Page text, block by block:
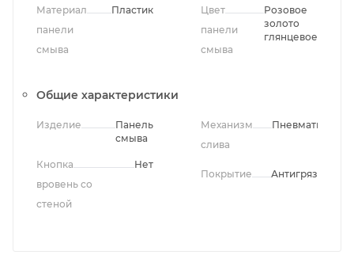
Материал
панели
смыва
Пластик
Цвет
панели
смыва
Розовое
золото
глянцевое
Общие характеристики
Изделие
Панель
смыва
Кнопка
вровень со
стеной
Нет
Механизм
слива
Покрытие Антигрязевое